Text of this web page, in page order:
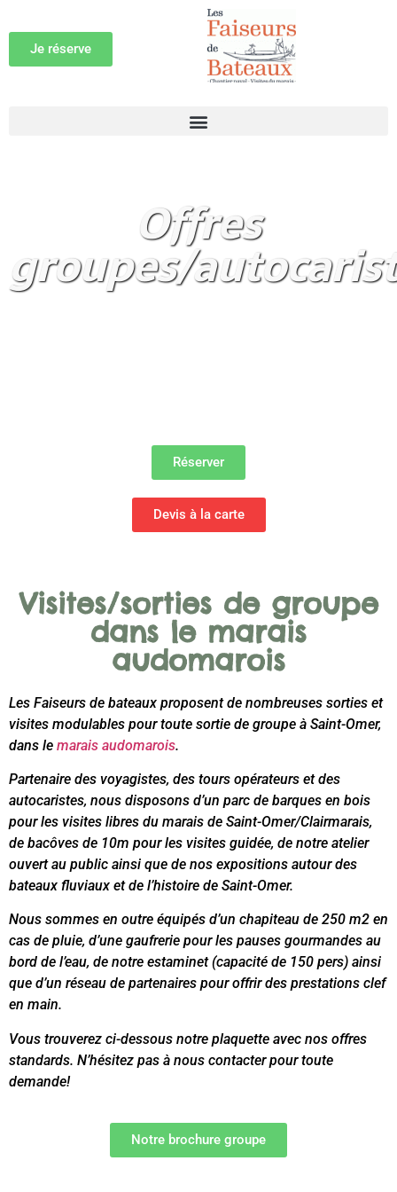
Je réserve
Offres
groupes/
Réserver
Devis à la carte
Visites/sorties de groupe
dans le marais
audomarois
Les Faiseurs de bateaux proposent de nombreuses sorties et
visites modulables pour toute sortie de groupe à Saint-Omer,
dans le marais audomarois.
Partenaire des voyagistes, des tours opérateurs et des
autocaristes, nous disposons d’un parc de barques en bois
pour les visites libres du marais de Saint-Omer/Clairmarais,
de bacôves de 10m pour les visites guidée, de notre atelier
ouvert au public ainsi que de nos expositions autour des
bateaux fluviaux et de l’histoire de Saint-Omer.
Nous sommes en outre équipés d’un chapiteau de 250 m2 en
cas de pluie, d’une gaufrerie pour les pauses gourmandes au
bord de l’eau, de notre estaminet (capacité de 150 pers) ainsi
que d’un réseau de partenaires pour offrir des prestations clef
en main.
Vous trouverez ci-dessous notre plaquette avec nos offres
standards. N’hésitez pas à nous contacter pour toute
demande!
Notre brochure groupe